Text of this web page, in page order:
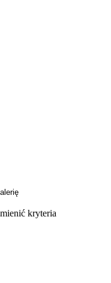
kryteria